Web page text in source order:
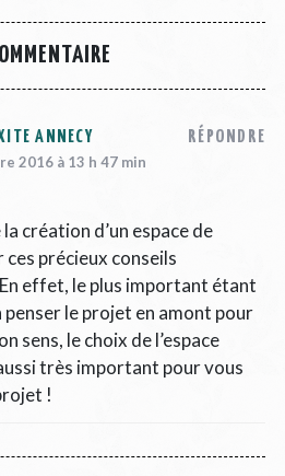
ANNECY
2016 à 13 h 47 min
création d’un espace de
précieux conseils
effet, le plus important étant
penser le projet en amont pour
sens, le choix de l’espace
très important pour vous
!
RÉPONDRE